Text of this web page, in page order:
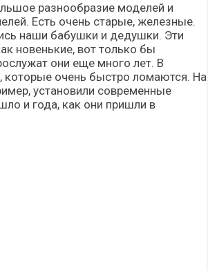
разнообразие моделей и
Есть очень старые, железные.
наши бабушки и дедушки. Эти
новенькие, вот только бы
они еще много лет. В
которые очень быстро ломаются. На
установили современные
и года, как они пришли в